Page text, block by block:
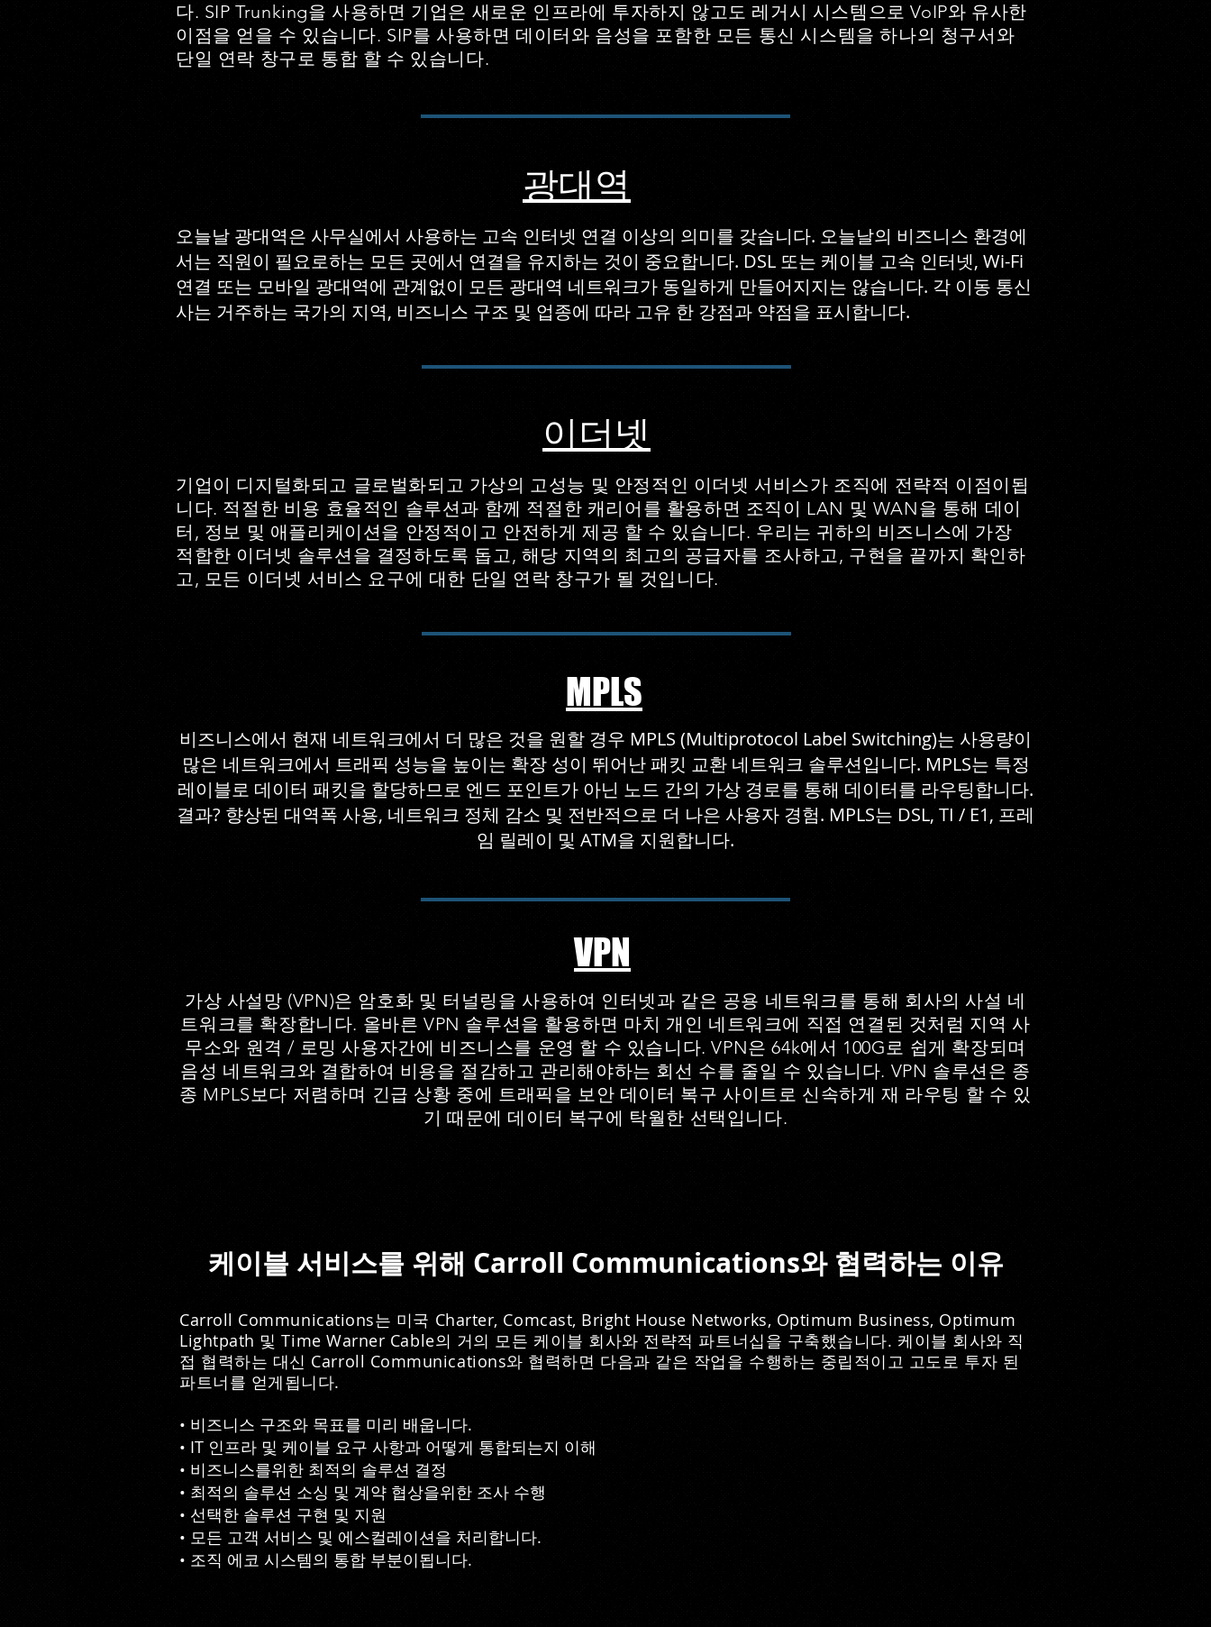
다. SIP Trunking을 사용하면 기업은 새로운 인프라에 투자하지 않고도 레거시 시스템으로 VoIP와 유사한
이점을 얻을 수 있습니다. SIP를 사용하면 데이터와 음성을 포함한 모든 통신 시스템을 하나의 청구서와
단일 연락 창구로 통합 할 수 있습니다.
광대역
오늘날 광대역은 사무실에서 사용하는 고속 인터넷 연결 이상의 의미를 갖습니다. 오늘날의 비즈니스 환경에
서는 직원이 필요로하는 모든 곳에서 연결을 유지하는 것이 중요합니다. DSL 또는 케이블 고속 인터넷, Wi-Fi
연결 또는 모바일 광대역에 관계없이 모든 광대역 네트워크가 동일하게 만들어지지는 않습니다. 각 이동 통신
사는 거주하는 국가의 지역, 비즈니스 구조 및 업종에 따라 고유 한 강점과 약점을 표시합니다.
이더넷
기업이 디지털화되고 글로벌화되고 가상의 고성능 및 안정적인 이더넷 서비스가 조직에 전략적 이점이됩
니다. 적절한 비용 효율적인 솔루션과 함께 적절한 캐리어를 활용하면 조직이 LAN 및 WAN을 통해 데이
터, 정보 및 애플리케이션을 안정적이고 안전하게 제공 할 수 있습니다. 우리는 귀하의 비즈니스에 가장
적합한 이더넷 솔루션을 결정하도록 돕고, 해당 지역의 최고의 공급자를 조사하고, 구현을 끝까지 확인하
고, 모든 이더넷 서비스 요구에 대한 단일 연락 창구가 될 것입니다.
MPLS
비즈니스에서 현재 네트워크에서 더 많은 것을 원할 경우 MPLS (Multiprotocol Label Switching)는 사용량이
많은 네트워크에서 트래픽 성능을 높이는 확장 성이 뛰어난 패킷 교환 네트워크 솔루션입니다. MPLS는 특정
레이블로 데이터 패킷을 할당하므로 엔드 포인트가 아닌 노드 간의 가상 경로를 통해 데이터를 라우팅합니다.
결과? 향상된 대역폭 사용, 네트워크 정체 감소 및 전반적으로 더 나은 사용자 경험. MPLS는 DSL, TI / E1, 프레
임 릴레이 및 ATM을 지원합니다.
VPN
가상 사설망 (VPN)은 암호화 및 터널링을 사용하여 인터넷과 같은 공용 네트워크를 통해 회사의 사설 네
트워크를 확장합니다. 올바른 VPN 솔루션을 활용하면 마치 개인 네트워크에 직접 연결된 것처럼 지역 사
무소와 원격 / 로밍 사용자간에 비즈니스를 운영 할 수 있습니다. VPN은 64k에서 100G로 쉽게 확장되며
음성 네트워크와 결합하여 비용을 절감하고 관리해야하는 회선 수를 줄일 수 있습니다. VPN 솔루션은 종
종 MPLS보다 저렴하며 긴급 상황 중에 트래픽을 보안 데이터 복구 사이트로 신속하게 재 라우팅 할 수 있
기 때문에 데이터 복구에 탁월한 선택입니다.
케이블 서비스를 위해 Carroll Communications와 협력하는 이유
Carroll Communications는 미국 Charter, Comcast, Bright House Networks, Optimum Business, Optimum
Lightpath 및 Time Warner Cable의 거의 모든 케이블 회사와 전략적 파트너십을 구축했습니다. 케이블 회사와 직
접 협력하는 대신 Carroll Communications와 협력하면 다음과 같은 작업을 수행하는 중립적이고 고도로 투자 된
파트너를 얻게됩니다.
• 비즈니스 구조와 목표를 미리 배웁니다.
• IT 인프라 및 케이블 요구 사항과 어떻게 통합되는지 이해
• 비즈니스를위한 최적의 솔루션 결정
• 최적의 솔루션 소싱 및 계약 협상을위한 조사 수행
• 선택한 솔루션 구현 및 지원
• 모든 고객 서비스 및 에스컬레이션을 처리합니다.
• 조직 에코 시스템의 통합 부분이됩니다.